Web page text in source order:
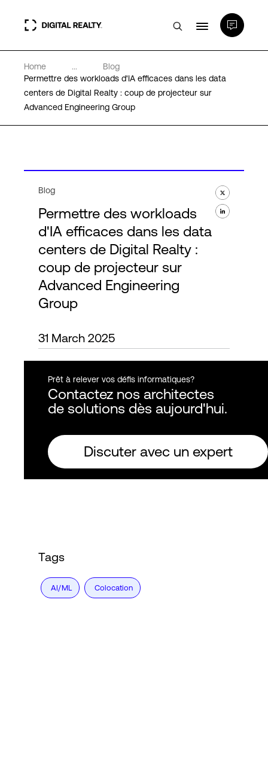
Data Centers
PlatformDIGITAL®
Expertise et ressources
A propos de nous
Language
Connexion
Home ...
Blog
Permettre des workloads d'IA efficaces dans les data
centers de Digital Realty : coup de projecteur sur
Advanced Engineering Group
Blog
Permettre des workloads
d'IA efficaces dans les data
centers de Digital Realty :
coup de projecteur sur
Advanced Engineering
Group
31 March 2025
Prêt à relever vos défis informatiques?
Contactez nos architectes
de solutions dès aujourd'hui.
Discuter avec un expert
Tags
AI/ML Colocation